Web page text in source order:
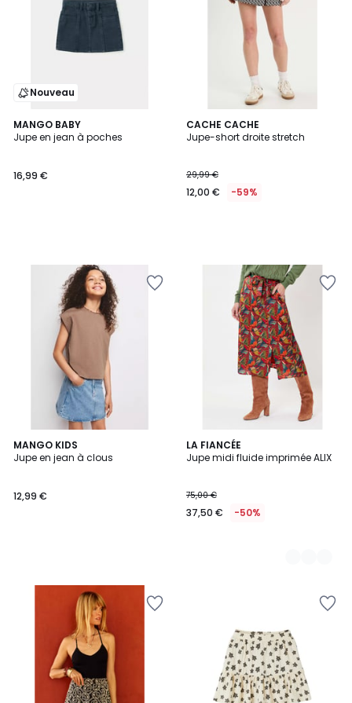
Nouveau
MANGO BABY
Jupe en jean à poches
16,99 €
CACHE CACHE
Jupe-short droite stretch
29,99 €
12,00 € -59%
MANGO KIDS
Jupe en jean à clous
12,99 €
LA FIANCÉE
Jupe midi fluide imprimée ALIX
75,00 €
37,50 € -50%
3
Couleurs